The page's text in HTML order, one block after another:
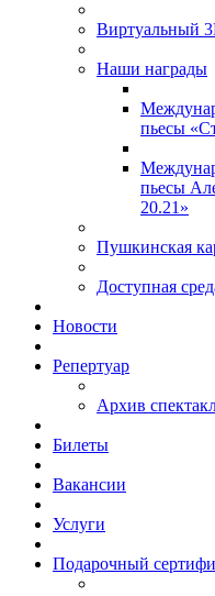
Виртуальный
Наши награды
пьесы
пьесы
20.21»
Пушкинская
Доступная
Новости
Репертуар
Архив
Билеты
Вакансии
Услуги
Подарочный